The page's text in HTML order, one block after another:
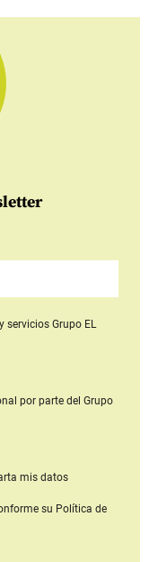
serviciosGrupo EL
por parte del Grupo
mis datos
su Política de